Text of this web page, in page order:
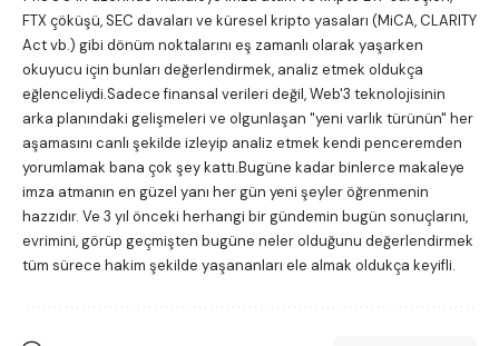
FTX çöküşü, SEC davaları ve küresel kripto yasaları (MiCA, CLARITY
Act vb.) gibi dönüm noktalarını eş zamanlı olarak yaşarken
okuyucu için bunları değerlendirmek, analiz etmek oldukça
eğlenceliydi.Sadece finansal verileri değil, Web'3 teknolojisinin
arka planındaki gelişmeleri ve olgunlaşan "yeni varlık türünün" her
aşamasını canlı şekilde izleyip analiz etmek kendi penceremden
yorumlamak bana çok şey kattı.Bugüne kadar binlerce makaleye
imza atmanın en güzel yanı her gün yeni şeyler öğrenmenin
hazzıdır. Ve 3 yıl önceki herhangi bir gündemin bugün sonuçlarını,
evrimini, görüp geçmişten bugüne neler olduğunu değerlendirmek
tüm sürece hakim şekilde yaşananları ele almak oldukça keyifli.